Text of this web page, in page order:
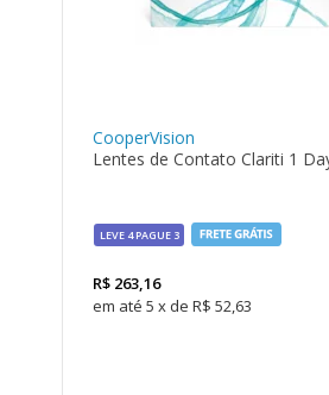
LEVE 4 PAGUE 3
CooperVision
Lentes de Contato Clariti 1
R$ 263,16
5 x de R$ 52,63